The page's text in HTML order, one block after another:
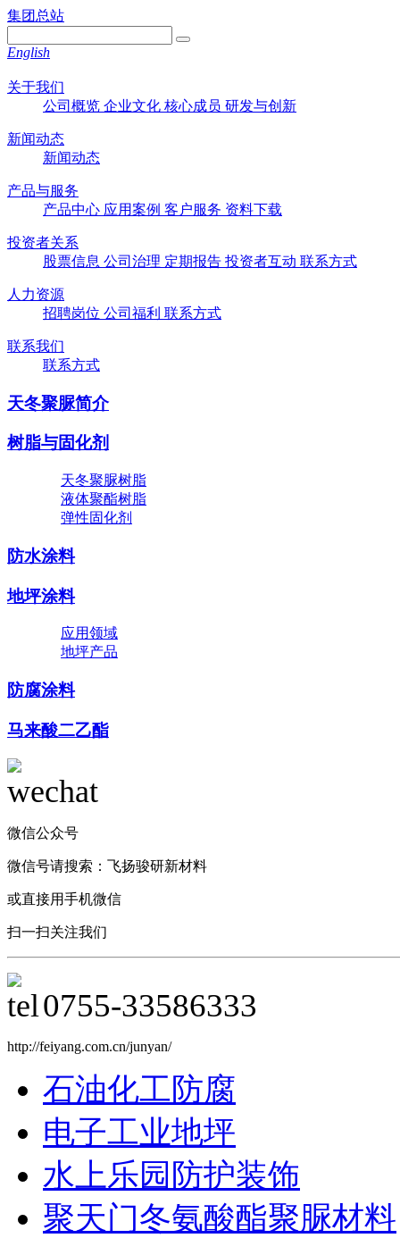
集团总站
English
关于我们
公司概览 企业文化 核心成员 研发与创新
新闻动态
新闻动态
产品与服务
产品中心 应用案例 客户服务 资料下载
投资者关系
股票信息 公司治理 定期报告 投资者互动 联系方式
人力资源
招聘岗位 公司福利 联系方式
联系我们
联系方式
天冬聚脲简介
树脂与固化剂
天冬聚脲树脂
液体聚酯树脂
弹性固化剂
防水涂料
地坪涂料
应用领域
地坪产品
防腐涂料
马来酸二乙酯
微信公众号
微信号请搜索：飞扬骏研新材料
或直接用手机微信
扫一扫关注我们
0755-33586333
http://feiyang.com.cn/junyan/
石油化工防腐
电子工业地坪
水上乐园防护装饰
聚天门冬氨酸酯聚脲材料